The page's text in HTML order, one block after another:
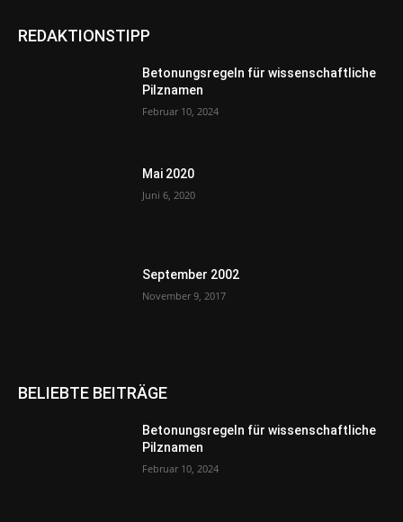
REDAKTIONSTIPP
Betonungsregeln für wissenschaftliche
Pilznamen
Februar 10, 2024
Mai 2020
Juni 6, 2020
September 2002
November 9, 2017
BELIEBTE BEITRÄGE
Betonungsregeln für wissenschaftliche
Pilznamen
Februar 10, 2024